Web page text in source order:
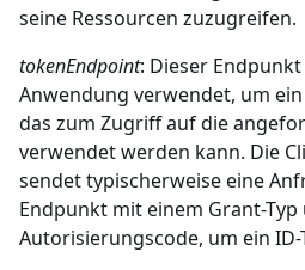
seine Ressourcen zuzugreifen.
tokenEndpoint: Dieser
Anwendung verwendet, um
das zum Zugriff auf die
verwendet werden kann. Die
sendet typischerweise eine
Endpunkt mit einem Grant-Typ
Autorisierungscode, um ein